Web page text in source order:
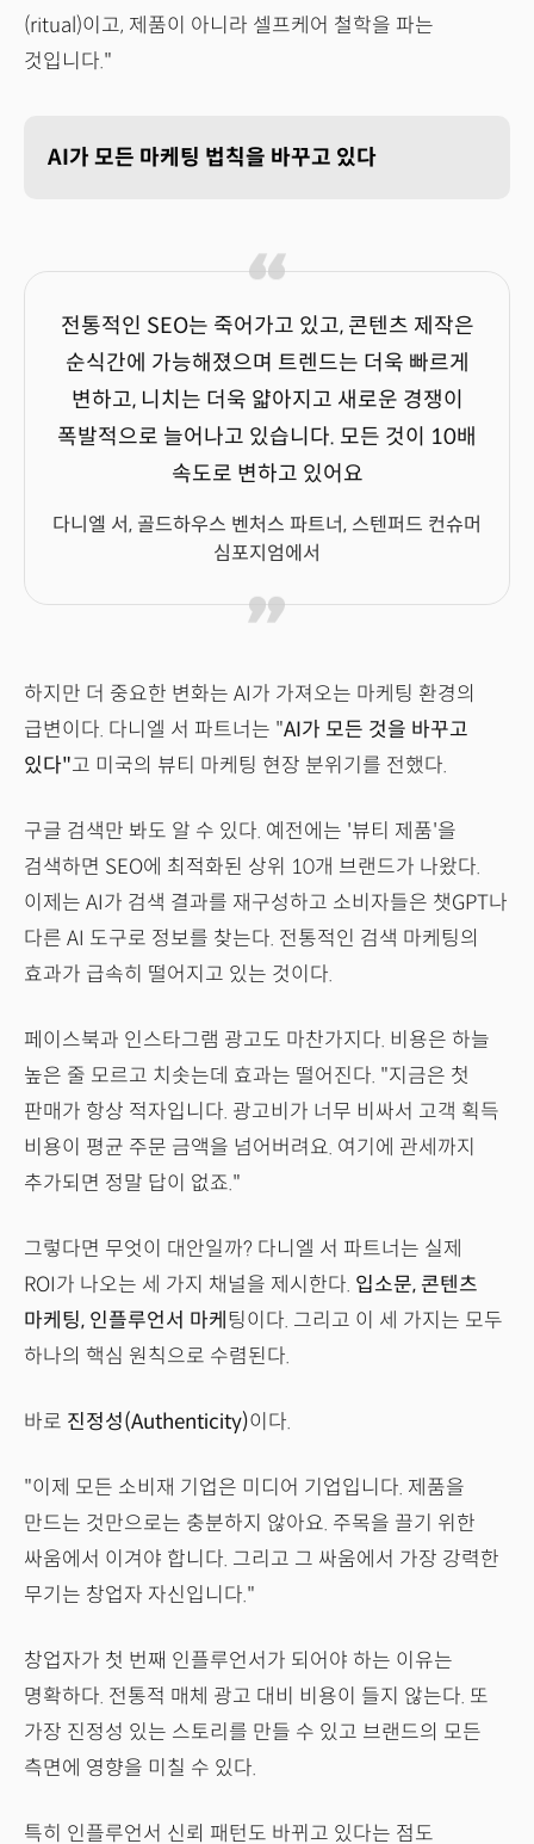
(ritual)이고, 제품이 아니라 셀프케어 철학을 파는
것입니다."
AI가 모든 마케팅 법칙을 바꾸고 있다
전통적인 SEO는 죽어가고 있고, 콘텐츠 제작은
순식간에 가능해졌으며 트렌드는 더욱 빠르게
변하고, 니치는 더욱 얇아지고 새로운 경쟁이
폭발적으로 늘어나고 있습니다. 모든 것이 10배
속도로 변하고 있어요
다니엘 서, 골드하우스 벤처스 파트너, 스텐퍼드 컨슈머
심포지엄에서
하지만 더 중요한 변화는 AI가 가져오는 마케팅 환경의
급변이다. 다니엘 서 파트너는 "AI가 모든 것을 바꾸고
있다"고 미국의 뷰티 마케팅 현장 분위기를 전했다.
구글 검색만 봐도 알 수 있다. 예전에는 '뷰티 제품'을
검색하면 SEO에 최적화된 상위 10개 브랜드가 나왔다.
이제는 AI가 검색 결과를 재구성하고 소비자들은 챗GPT나
다른 AI 도구로 정보를 찾는다. 전통적인 검색 마케팅의
효과가 급속히 떨어지고 있는 것이다.
페이스북과 인스타그램 광고도 마찬가지다. 비용은 하늘
높은 줄 모르고 치솟는데 효과는 떨어진다. "지금은 첫
판매가 항상 적자입니다. 광고비가 너무 비싸서 고객 획득
비용이 평균 주문 금액을 넘어버려요. 여기에 관세까지
추가되면 정말 답이 없죠."
그렇다면 무엇이 대안일까? 다니엘 서 파트너는 실제
ROI가 나오는 세 가지 채널을 제시한다. 입소문, 콘텐츠
마케팅, 인플루언서 마케 팅이다. 그리고 이 세 가지는 모두
하나의 핵심 원칙으로 수렴된다.
바로 진정성(Authenticity)이다.
"이제 모든 소비재 기업은 미디어 기업입니다. 제품을
만드는 것만으로는 충분하지 않아요. 주목을 끌기 위한
싸움에서 이겨야 합니다. 그리고 그 싸움에서 가장 강력한
무기는 창업자 자신입니다."
창업자가 첫 번째 인플루언서가 되어야 하는 이유는
명확하다. 전통적 매체 광고 대비 비용이 들지 않는다. 또
가장 진정성 있는 스토리를 만들 수 있고 브랜드의 모든
측면에 영향을 미칠 수 있다.
특히 인플루언서 신뢰 패턴도 바뀌고 있다는 점도